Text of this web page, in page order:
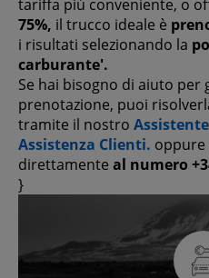
tariffa più conveniente, o
75%, il trucco ideale è
i risultati selezionando la
carburante'.
Se hai bisogno di aiuto per
prenotazione, puoi
tramite il nostro
Assistenza Clienti. oppure
direttamente al numero
}